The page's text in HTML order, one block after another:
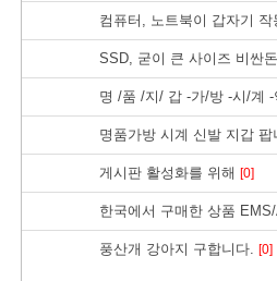
컴퓨터, 노트북이 갑자기
SSD, 굳이 큰 사이즈 비싼
명 /품 /지/ 갑 -가/방 -시/계
명품가방 시계 신발 지갑 팝
게시판 활성화를 위해 [0]
한국에서 구매한 상품
풍산개 강아지 구합니다. [0]